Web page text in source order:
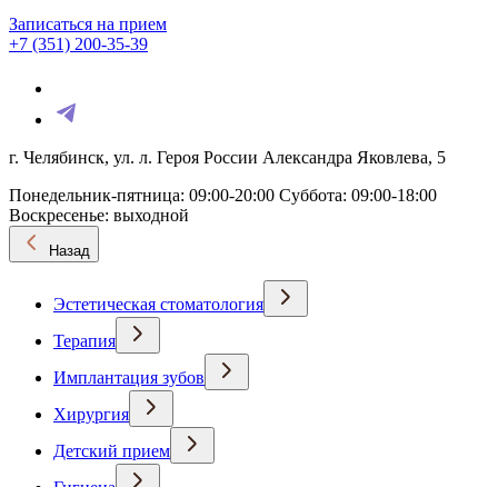
Записаться на прием
+7 (351) 200-35-39
г. Челябинск, ул. л. Героя России Александра Яковлева, 5
Понедельник-пятница: 09:00-20:00 Суббота: 09:00-18:00
Воскресенье: выходной
Назад
Эстетическая стоматология
Терапия
Имплантация зубов
Хирургия
Детский прием